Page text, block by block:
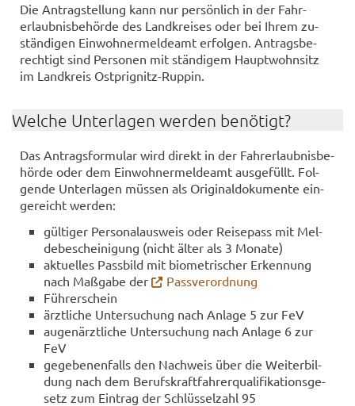
Die An­trag­stel­lung kann nur per­sön­lich in der Fahr­
erlaub­nis­be­hör­de des Land­krei­ses oder bei Ihrem zu­
stän­di­gen Ein­woh­ner­mel­de­amt er­fol­gen. An­trags­be­
rech­tigt sind Per­so­nen mit stän­di­gem Haupt­wohn­sitz
im Land­kreis Ostprignitz-​​​​Rup­pin.
Wel­che Un­ter­la­gen wer­den be­nö­tigt?
Das An­trags­for­mu­lar wird di­rekt in der Fahr­erlaub­nis­be­
hör­de oder dem Ein­woh­ner­mel­de­amt aus­ge­füllt. Fol­
gen­de Un­ter­la­gen müs­sen als Ori­gi­nal­do­ku­men­te ein­
ge­reicht wer­den:
gül­ti­ger Per­so­nal­aus­weis oder Rei­se­pass mit Mel­
de­be­schei­ni­gung (nicht älter als 3 Mo­na­te)
ak­tu­el­les Pass­bild mit bio­me­tri­scher Er­ken­nung
nach Maß­ga­be der
Pass­ver­ord­nung
Füh­rer­schein
ärzt­li­che Un­ter­su­chung nach An­la­ge 5 zur FeV
au­gen­ärzt­li­che Un­ter­su­chung nach An­la­ge 6 zur
FeV
ge­ge­be­nen­falls den Nach­weis über die Wei­ter­bil­
dung nach dem Be­rufs­kraft­fah­rer­qua­li­fi­ka­ti­ons­ge­
setz zum Ein­trag der Schlüs­sel­zahl 95